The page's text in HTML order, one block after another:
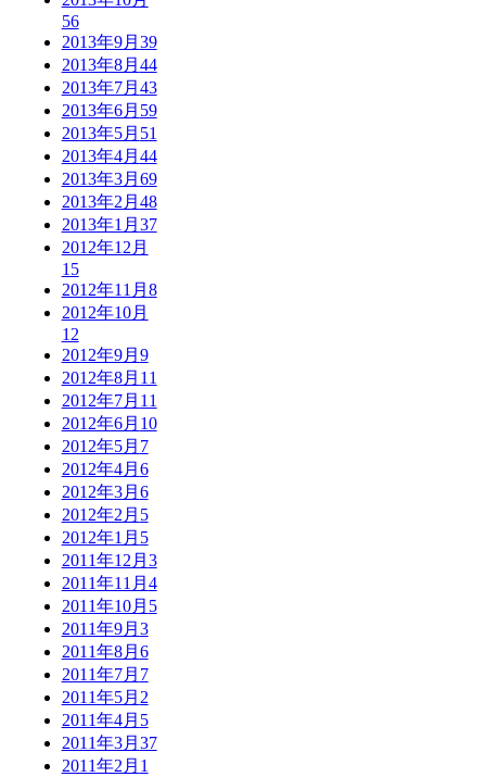
56
2013年9月 39
2013年8月 44
2013年7月 43
2013年6月 59
2013年5月 51
2013年4月 44
2013年3月 69
2013年2月 48
2013年1月 37
2012年12月
15
2012年11月 8
2012年10月
12
2012年9月 9
2012年8月 11
2012年7月 11
2012年6月 10
2012年5月 7
2012年4月 6
2012年3月 6
2012年2月 5
2012年1月 5
2011年12月 3
2011年11月 4
2011年10月 5
2011年9月 3
2011年8月 6
2011年7月 7
2011年5月 2
2011年4月 5
2011年3月 37
2011年2月 1